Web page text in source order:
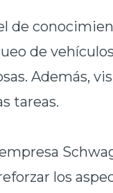
de
de
Además,
tareas.
los